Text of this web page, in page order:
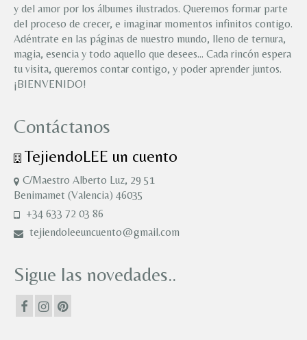
y del amor por los álbumes ilustrados. Queremos formar parte
del proceso de crecer, e imaginar momentos infinitos contigo.
Adéntrate en las páginas de nuestro mundo, lleno de ternura,
magia, esencia y todo aquello que desees… Cada rincón espera
tu visita, queremos contar contigo, y poder aprender juntos.
¡BIENVENIDO!
Contáctanos
TejiendoLEE un cuento
C/Maestro Alberto Luz, 29 51
Benimamet (Valencia) 46035
+34 633 72 03 86
tejiendoleeuncuento@gmail.com
Sigue las novedades..